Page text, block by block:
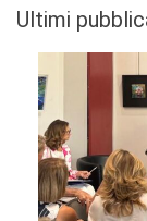
Ultimi